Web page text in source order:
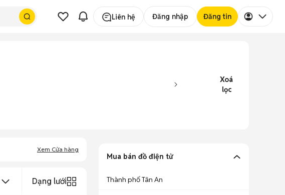
Liên hệ Đăng nhập Đăng tin
Xoá
lọc
Xem Cửa hàng
Dạng lưới
Mua bán đồ điện tử
Thành phố Tân An